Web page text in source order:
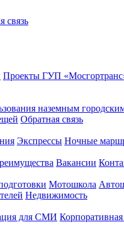
Проекты ГУП
наземным
Обратная связь
Экспрессы Ночные
Вакансии
Мотошкола
Недвижимость
для СМИ Корпоративная